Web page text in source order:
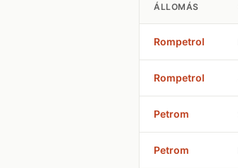
ÁLLOMÁS
Rompetrol
Rompetrol
Petrom
Petrom